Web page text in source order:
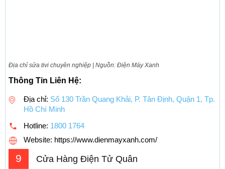
Địa chỉ sửa tivi chuyên nghiệp | Nguồn: Điện Máy Xanh
Thông Tin Liên Hệ:
Địa chỉ: Số 130 Trần Quang Khải, P. Tân Định, Quận 1, Tp.
Hồ Chí Minh
Hotline: 1800 1764
Website: https://www.dienmayxanh.com/
9 Cửa Hàng Điện Tử Quân